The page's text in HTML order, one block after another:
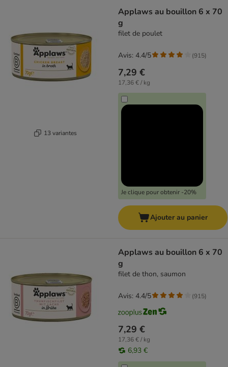
13 variantes
Applaws au bouillon 6 x 70
g
filet de poulet
7,29 €
17,36 € / kg
Je clique pour obtenir -20%
Avis: 4.4/5 (915)
Ajouter au panier
Applaws au bouillon 6 x 70
g
filet de thon, saumon
7,29 €
17,36 € / kg
6,93 €
Avis: 4.4/5 (915)